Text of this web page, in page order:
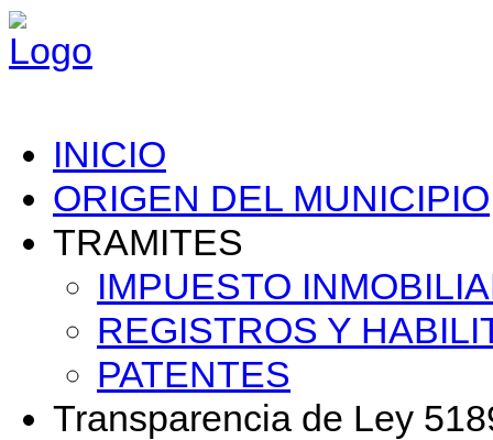
INICIO
ORIGEN DEL MUNICIPIO
TRAMITES
IMPUESTO
REGISTROS Y
PATENTES
Transparencia de Ley